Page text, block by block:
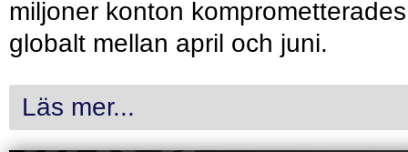
miljoner konton komprometterades
globalt mellan april och juni.
Läs mer...